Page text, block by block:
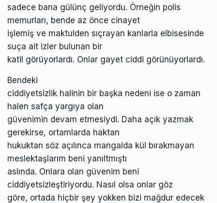
sadece bana gülünç geliyordu. Örneğin polis
memurları, bende az önce cinayet
işlemiş ve maktulden sıçrayan kanlarla elbisesinde
suça ait izler bulunan bir
katil görüyorlardı. Onlar gayet ciddi görünüyorlardı.
Bendeki
ciddiyetsizlik halinin bir başka nedeni ise o zaman
halen safça yargıya olan
güvenimin devam etmesiydi. Daha açık yazmak
gerekirse, ortamlarda haktan
hukuktan söz açılınca mangalda kül bırakmayan
meslektaşlarım beni yanıltmıştı
aslında. Onlara olan güvenim beni
ciddiyetsizleştiriyordu. Nasıl olsa onlar göz
göre, ortada hiçbir şey yokken bizi mağdur edecek